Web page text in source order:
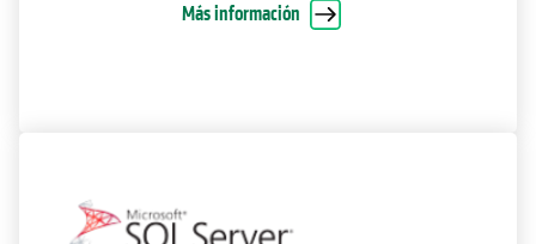
Más información